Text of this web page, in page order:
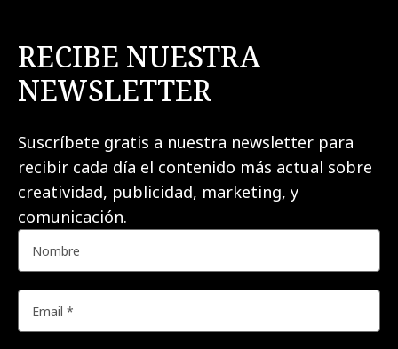
RECIBE NUESTRA
NEWSLETTER
Suscríbete gratis a nuestra newsletter para
recibir cada día el contenido más actual sobre
creatividad, publicidad, marketing, y
comunicación.